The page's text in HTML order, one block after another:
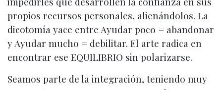
propios recursos personales, alienándolos. La
dicotomía yace entre Ayudar poco = abandonar
y Ayudar mucho = debilitar. El arte radica en
encontrar ese EQUILIBRIO sin polarizarse.
Seamos parte de la integración, teniendo muy